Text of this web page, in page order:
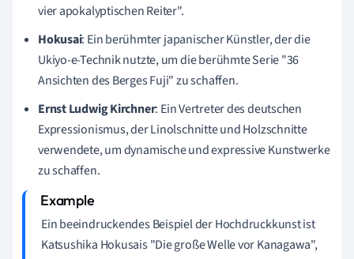
vier apokalyptischen Reiter".
Hokusai: Ein berühmter japanischer Künstler, der die
Ukiyo-e-Technik nutzte, um die berühmte Serie "36
Ansichten des Berges Fuji" zu schaffen.
Ernst Ludwig Kirchner: Ein Vertreter des deutschen
Expressionismus, der Linolschnitte und Holzschnitte
verwendete, um dynamische und expressive Kunstwerke
zu schaffen.
Ein beeindruckendes Beispiel der Hochdruckkunst ist
Katsushika Hokusais "Die große Welle vor Kanagawa",